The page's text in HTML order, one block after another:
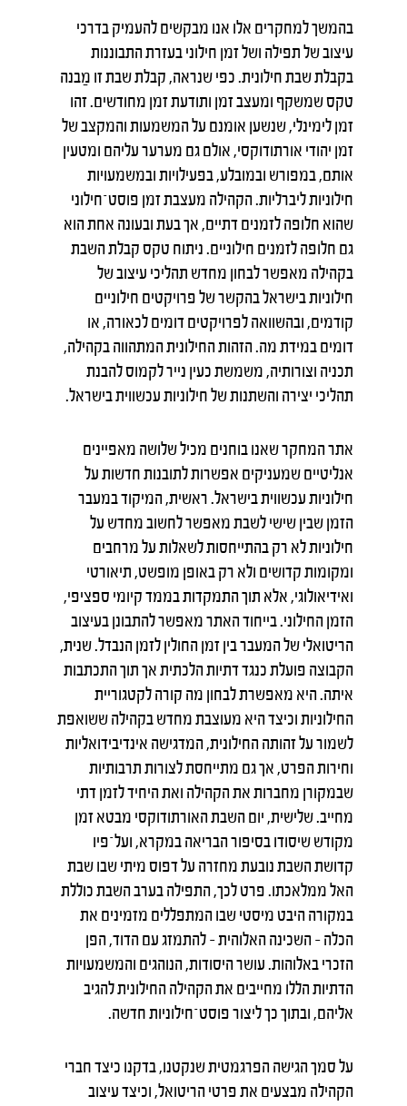
בהמשך למחקרים אלו אנו מבקשים להעמיק בדרכי
עיצוב של תפילה ושל זמן חילוני בעזרת התבוננות
בקבלת שבת חילונית. כפי שנראה, קבלת שבת זו מַבנה
טקס שמשקף ומעצב זמן ותודעת זמן מחודשים. זהו
זמן לימינלי, שנשען אומנם על המשמעות והמקצב של
זמן יהודי אורתודוקסי, אולם גם מערער עליהם ומטעין
אותם, במפורש ובמובלע, בפעילויות ובמשמעויות
חילוניות ליברליות. הקהילה מעצבת זמן פוסט־חילוני
שהוא חלופה לזמנים דתיים, אך בעת ובעונה אחת הוא
גם חלופה לזמנים חילוניים. ניתוח טקס קבלת השבת
בקהילה מאפשר לבחון מחדש תהליכי עיצוב של
חילוניות בישראל בהקשר של פרויקטים חילוניים
קודמים, ובהשוואה לפרויקטים דומים לכאורה, או
דומים במידת מה. הזהות החילונית המתהווה בקהילה,
תכניה וצורותיה, משמשת כעין נייר לקמוס להבנת
תהליכי יצירה והשתנות של חילוניות עכשווית בישראל.
אתר המחקר שאנו בוחנים מכיל שלושה מאפיינים
אנליטיים שמעניקים אפשרות לתובנות חדשות על
חילוניות עכשווית בישראל. ראשית, המיקוד במעבר
הזמן שבין שישי לשבת מאפשר לחשוב מחדש על
חילוניות לא רק בהתייחסות לשאלות על מרחבים
ומקומות קדושים ולא רק באופן מופשט, תיאורטי
ואידיאולוגי, אלא תוך התמקדות בממד קיומי ספציפי,
הזמן החילוני. בייחוד האתר מאפשר להתבונן בעיצוב
הריטואלי של המעבר בין זמן החולין לזמן הנבדל. שנית,
הקבוצה פועלת כנגד דתיות הלכתית אך תוך התכתבות
איתה. היא מאפשרת לבחון מה קורה לקטגוריית
החילוניות וכיצד היא מעוצבת מחדש בקהילה ששואפת
לשמור על זהותה החילונית, המדגישה אינדיבידואליות
וחירות הפרט, אך גם מתייחסת לצורות תרבותיות
שבמקורן מחברות את הקהילה ואת היחיד לזמן דתי
מחייב. שלישית, יום השבת האורתודוקסי מבטא זמן
מקודש שיסודו בסיפור הבריאה במקרא, ועל־פיו
קדושת השבת נובעת מחזרה על דפוס מיתי שבו שבת
האל ממלאכתו. פרט לכך, התפילה בערב השבת כוללת
במקורה היבט מיסטי שבו המתפללים מזמינים את
הכלה – השכינה האלוהית – להתמזג עם הדוד, הפן
הזכרי באלוהות. עושר היסודות, הנוהגים והמשמעויות
הדתיות הללו מחייבים את הקהילה החילונית להגיב
אליהם, ובתוך כך ליצור פוסט־חילוניות חדשה.
על סמך הגישה הפרגמטית שנקטנו, בדקנו כיצד חברי
הקהילה מבצעים את פרטי הריטואל, וכיצד עיצוב